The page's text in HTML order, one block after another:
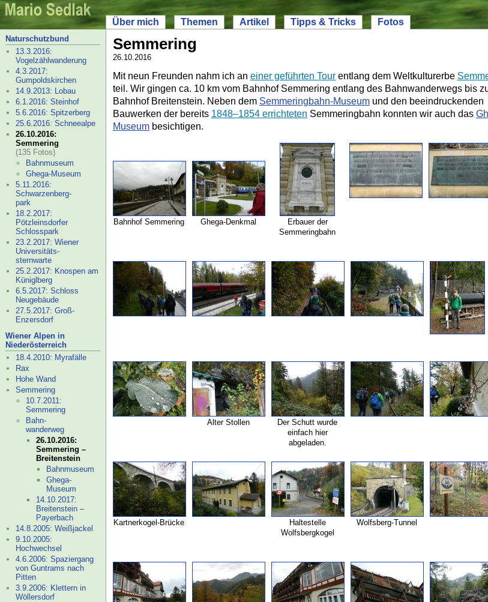
Über mich Themen Artikel Tipps & Tricks Fotos
Naturschutz­bund
13.3.2016:
Vogelzählwanderung
4.3.2017:
Gumpoldskirchen
14.9.2013: Lobau
6.1.2016: Steinhof
5.6.2016: Spitzerberg
25.6.2016: Schneealpe
26.10.2016:
Semmering
(135 Fotos)
Bahnmuseum
Ghega-Museum
5.11.2016:
Schwarzenberg-
park
18.2.2017:
Pötzleinsdorfer
Schlosspark
23.2.2017: Wiener
Universitäts-
sternwarte
25.2.2017: Knospen am
Küniglberg
6.5.2017: Schloss
Neugebäude
27.5.2017: Groß-
Enzersdorf
Wiener Alpen in
Niederösterreich
18.4.2010: Myrafälle
Rax
Hohe Wand
Semmering
10.7.2011:
Semmering
Bahn-
wanderweg
26.10.2016:
Semmering –
Breitenstein
Bahnmuseum
Ghega-
Museum
14.10.2017:
Breitenstein –
Payerbach
14.8.2005: Weißjackel
9.10.2005:
Hochwechsel
4.6.2006: Spaziergang
von Guntrams nach
Pitten
3.9.2006: Klettern in
Wöllersdorf
Semmering
26.10.2016
Mit neun Freunden nahm ich an einer geführten Tour entlang dem Weltkulturerbe
teil. Wir gingen ca. 10 km vom Bahnhof Semmering entlang des Bahnwanderwegs bis
Bahnhof Breitenstein. Neben dem Semmeringbahn-Museum und den beeindruckenden
Bauwerken der bereits 1848–1854 errichteten Semmeringbahn konnten wir auch das
Museum besichtigen.
Bahnhof Semmering Ghega-Denkmal
Erbauer der
Semmeringbahn
Alter Stollen
Der Schutt wurde
einfach hier
abgeladen.
Kartnerkogel-Brücke
Haltestelle
Wolfsbergkogel
Wolfsberg-Tunnel